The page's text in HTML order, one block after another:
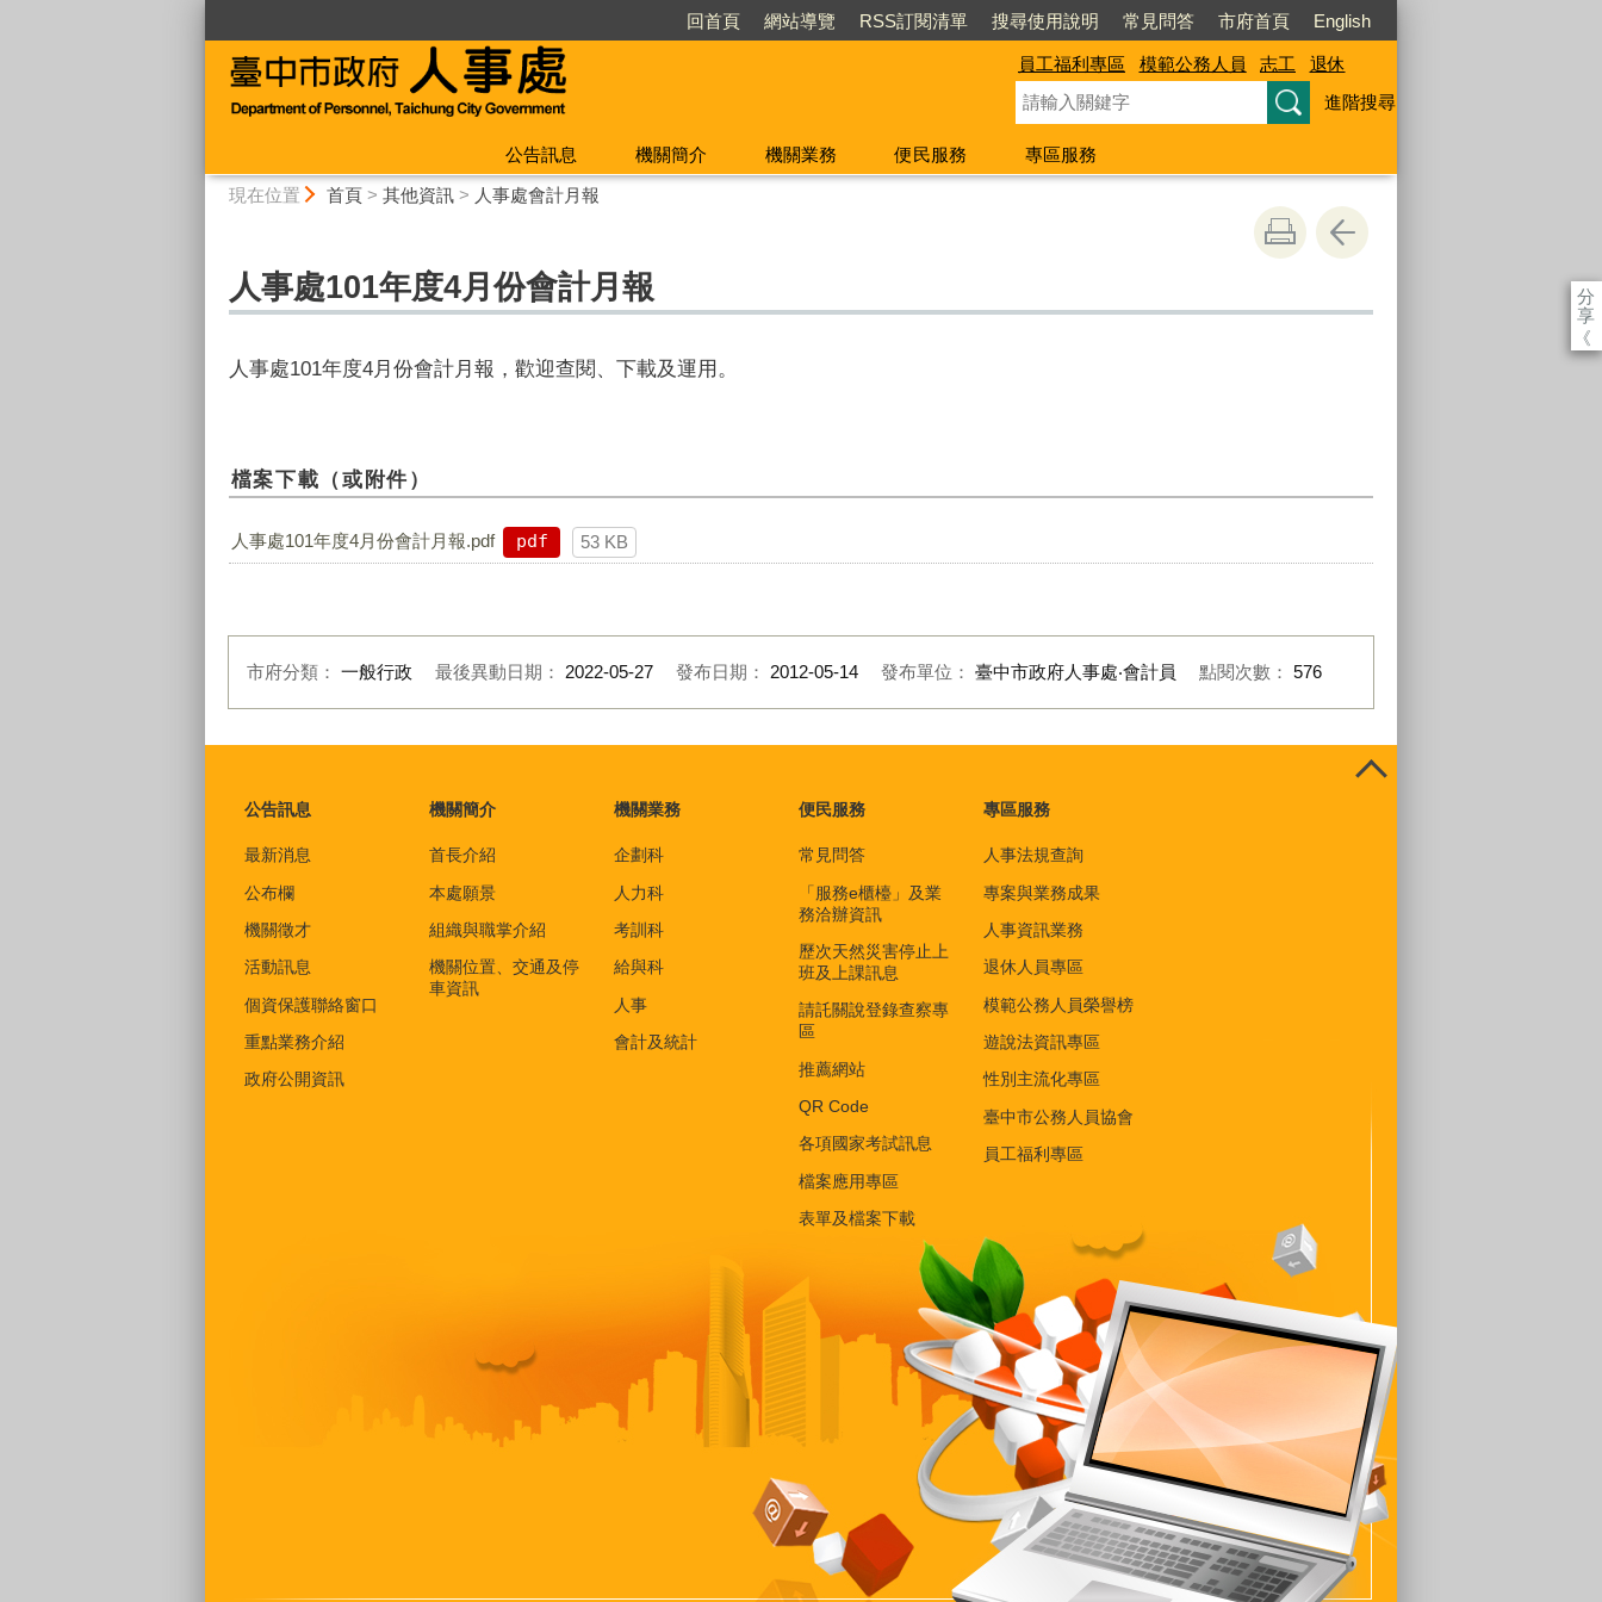
回首頁 網站導覽 RSS訂閱清單 搜尋使用說明 常見問答 市府首頁 English
員工福利專區 模範公務人員 志工
退休
進階搜尋
公告訊息 機關簡介 機關業務 便民服務
專區服務
現在位置 首頁> 其他資訊> 人事處會計月報
分
享
《
人事處101年度4月份會計月報
人事處101年度4月份會計月報，歡迎查閱、下載及運用。
檔案下載（或附件）
人事處101年度4月份會計月報.pdf pdf 53 KB
市府分類： 一般行政 最後異動日期： 2022-05-27 發布日期： 2012-05-14 發布單位： 臺中市政府人事處‧會計員 點閱次數： 576
公告訊息
最新消息
公布欄
機關徵才
活動訊息
個資保護聯絡窗口
重點業務介紹
政府公開資訊
機關簡介
首長介紹
本處願景
組織與職掌介紹
機關位置、交通及停
車資訊
機關業務
企劃科
人力科
考訓科
給與科
人事
會計及統計
便民服務
常見問答
「服務e櫃檯」及業
務洽辦資訊
歷次天然災害停止上
班及上課訊息
請託關說登錄查察專
區
推薦網站
QR Code
各項國家考試訊息
檔案應用專區
表單及檔案下載
專區服務
人事法規查詢
專案與業務成果
人事資訊業務
退休人員專區
模範公務人員榮譽榜
遊說法資訊專區
性別主流化專區
臺中市公務人員協會
員工福利專區